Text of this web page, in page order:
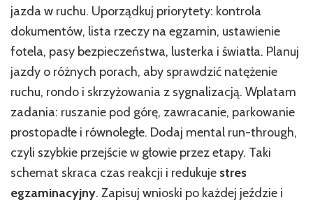
jazda w ruchu. Uporządkuj priorytety: kontrola
dokumentów, lista rzeczy na egzamin, ustawienie
fotela, pasy bezpieczeństwa, lusterka i światła. Planuj
jazdy o różnych porach, aby sprawdzić natężenie
ruchu, rondo i skrzyżowania z sygnalizacją. Wplatam
zadania: ruszanie pod górę, zawracanie, parkowanie
prostopadłe i równoległe. Dodaj mental run-through,
czyli szybkie przejście w głowie przez etapy. Taki
schemat skraca czas reakcji i redukuje stres
egzaminacyjny. Zapisuj wnioski po każdej jeździe i